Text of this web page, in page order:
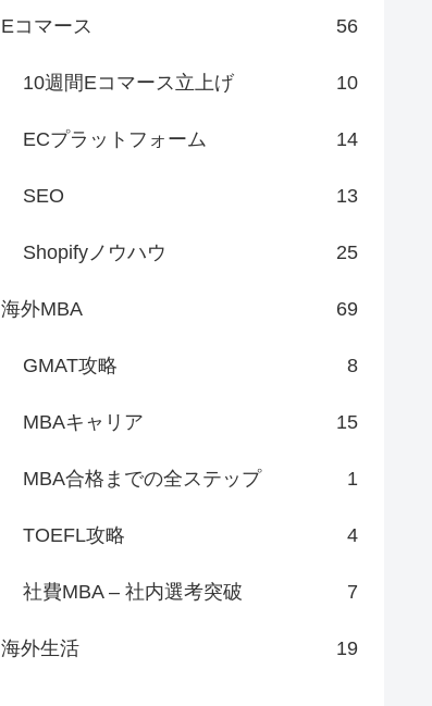
Eコマース 56
10週間Eコマース立上げ 10
ECプラットフォーム 14
SEO 13
Shopifyノウハウ 25
海外MBA 69
GMAT攻略 8
MBAキャリア 15
MBA合格までの全ステップ 1
TOEFL攻略 4
社費MBA – 社内選考突破 7
海外生活 19